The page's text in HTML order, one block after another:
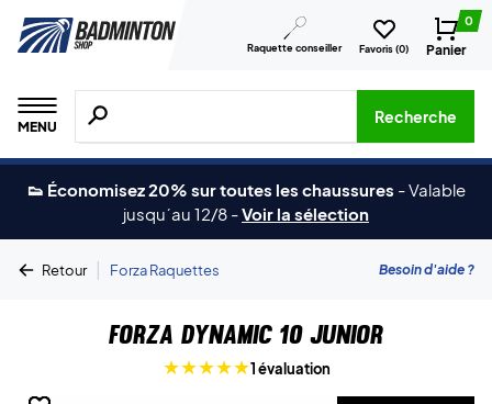
Raquette conseiller Favoris (0)
0
Panier
MENU
Recherche de produits, de marques, etc.
Recherche
👟 Économisez 20% sur toutes les chaussures -Valable
jusqu´au 12/8 -Voir la sélection
Retour | Forza Raquettes Besoin d'aide ?
Forza Dynamic 10 Junior
1 évaluation